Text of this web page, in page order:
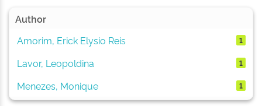
Author
Amorim, Erick Elysio Reis
1
Lavor, Leopoldina 1
Menezes, Monique 1